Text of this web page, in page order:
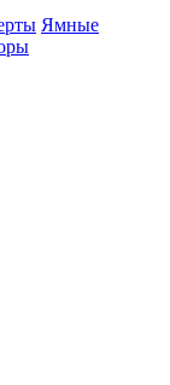
Ямные